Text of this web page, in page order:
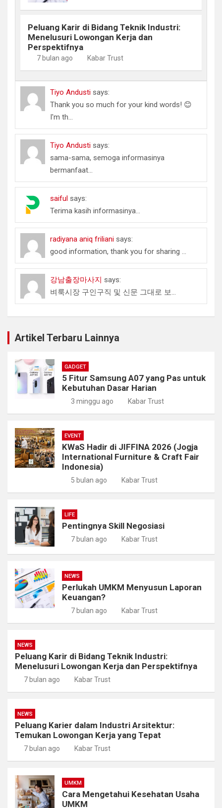
Peluang Karir di Bidang Teknik Industri:
Menelusuri Lowongan Kerja dan
Perspektifnya
7 bulan ago Kabar Trust
Tiyo Andusti says:
Thank you so much for your kind words! 😊
I'm th...
Tiyo Andusti says:
sama-sama, semoga informasinya
bermanfaat...
saiful says:
Terima kasih informasinya...
radiyana aniq friliani says:
good information, thank you for sharing ...
강남출장마사지 says:
벼룩시장 구인구직 및 신문 그대로 보...
Artikel Terbaru Lainnya
GADGET
5 Fitur Samsung A07 yang Pas untuk
Kebutuhan Dasar Harian
3 minggu ago Kabar Trust
EVENT
KWaS Hadir di JIFFINA 2026 (Jogja
International Furniture & Craft Fair
Indonesia)
5 bulan ago Kabar Trust
LIFE
Pentingnya Skill Negosiasi
7 bulan ago Kabar Trust
NEWS
Perlukah UMKM Menyusun Laporan
Keuangan?
7 bulan ago Kabar Trust
NEWS
Peluang Karir di Bidang Teknik Industri:
Menelusuri Lowongan Kerja dan Perspektifnya
7 bulan ago Kabar Trust
NEWS
Peluang Karier dalam Industri Arsitektur:
Temukan Lowongan Kerja yang Tepat
7 bulan ago Kabar Trust
UMKM
Cara Mengetahui Kesehatan Usaha
UMKM